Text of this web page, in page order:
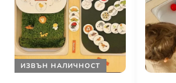
ИЗВЪН НАЛИЧНОСТ